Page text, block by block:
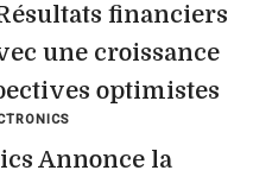
financiers
une croissance
optimistes
Annonce la